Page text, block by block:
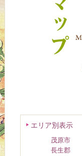
エリア別表示
茂原市
長生郡